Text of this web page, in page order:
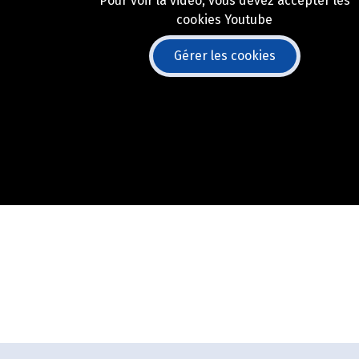
cookies Youtube
Gérer les cookies